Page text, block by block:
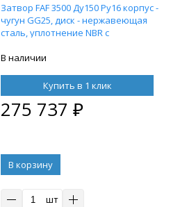
Затвор FAF 3500 Ду150 Ру16 корпус -
чугун GG25, диск - нержавеющая
сталь, уплотнение NBR с
пневмораспределителем 4M310-08
выключателей APL-210N и ручным
дублером HDM-4
В наличии
Купить в 1 клик
275 737 ₽
В корзину
шт